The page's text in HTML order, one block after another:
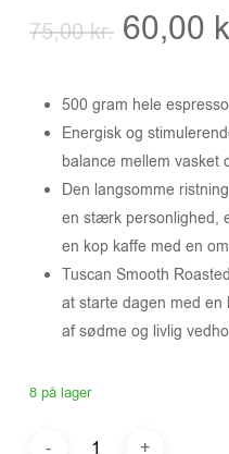
75,00kr. Den
pris
var:
75,00
60,00
500 gram hele
Energisk og
balance mellem vasket
Den langsomme
en stærk personlighed,
en kop kaffe med en
Tuscan Smooth
at starte dagen med en
af sødme og livlig
8 på lager